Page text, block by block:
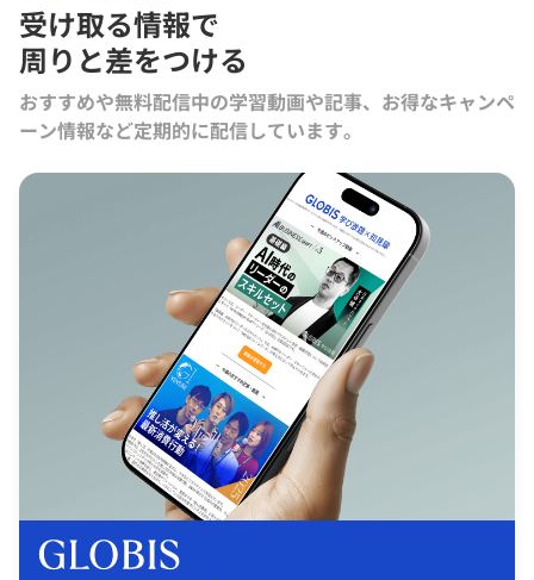
受け取る情報で
周りと差をつける
おすすめや無料配信中の学習動画や記事、お得なキャンペ
ーン情報など定期的に配信しています。